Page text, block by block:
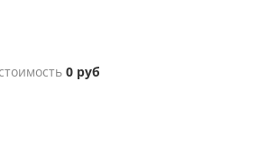
0 руб